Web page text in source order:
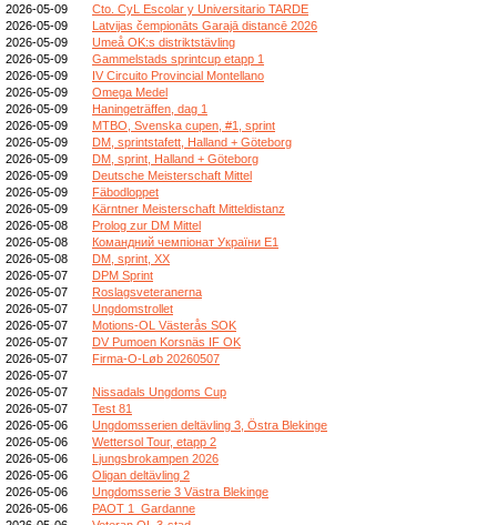
2026-05-09
Cto. CyL Escolar y Universitario TARDE
2026-05-09
Latvijas čempionāts Garajā distancē 2026
2026-05-09
Umeå OK:s distriktstävling
2026-05-09
Gammelstads sprintcup etapp 1
2026-05-09
IV Circuito Provincial Montellano
2026-05-09
Omega Medel
2026-05-09
Haningeträffen, dag 1
2026-05-09
MTBO, Svenska cupen, #1, sprint
2026-05-09
DM, sprintstafett, Halland + Göteborg
2026-05-09
DM, sprint, Halland + Göteborg
2026-05-09
Deutsche Meisterschaft Mittel
2026-05-09
Fäbodloppet
2026-05-09
Kärntner Meisterschaft Mitteldistanz
2026-05-08
Prolog zur DM Mittel
2026-05-08
Командний чемпіонат України E1
2026-05-08
DM, sprint, XX
2026-05-07
DPM Sprint
2026-05-07
Roslagsveteranerna
2026-05-07
Ungdomstrollet
2026-05-07
Motions-OL Västerås SOK
2026-05-07
DV Pumoen Korsnäs IF OK
2026-05-07
Firma-O-Løb 20260507
2026-05-07
2026-05-07
Nissadals Ungdoms Cup
2026-05-07
Test 81
2026-05-06
Ungdomsserien deltävling 3, Östra Blekinge
2026-05-06
Wettersol Tour, etapp 2
2026-05-06
Ljungsbrokampen 2026
2026-05-06
Oligan deltävling 2
2026-05-06
Ungdomsserie 3 Västra Blekinge
2026-05-06
PAOT 1_Gardanne